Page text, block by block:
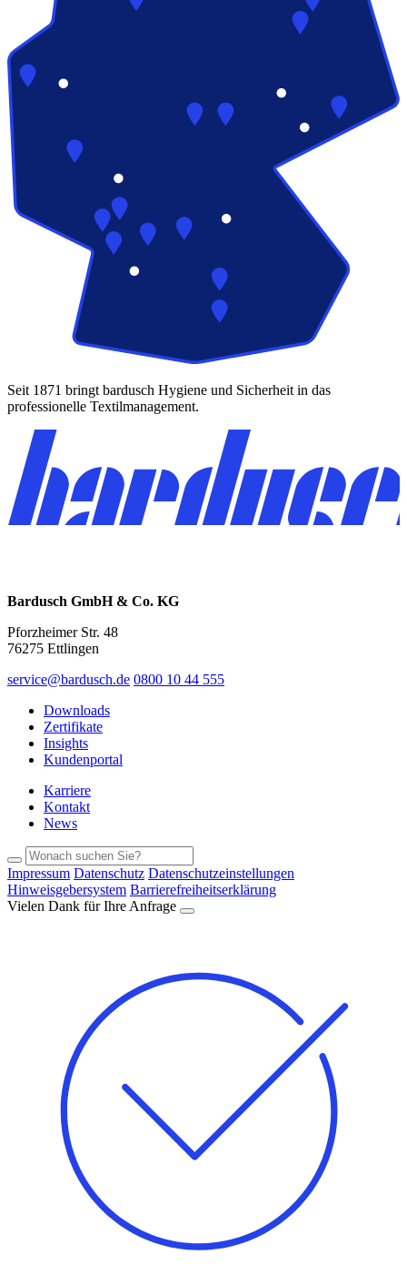
Seit 1871 bringt bardusch Hygiene und Sicherheit in das
professionelle Textilmanagement.
Bardusch GmbH & Co. KG
Pforzheimer Str. 48
76275 Ettlingen
service@bardusch.de 0800 10 44 555
Downloads
Zertifikate
Insights
Kundenportal
Karriere
Kontakt
News
Impressum Datenschutz Datenschutzeinstellungen
Hinweisgebersystem Barrierefreiheitserklärung
Vielen Dank für Ihre Anfrage